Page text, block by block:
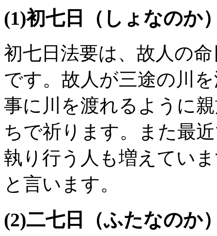
(1)初七日（しょなのか
初七日法要は、故人の
です。故人が三途の川
事に川を渡れるように
ちで祈ります。また最
執り行う人も増えてい
と言います。
(2)二七日（ふたなのか